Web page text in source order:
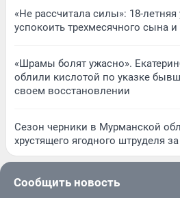
«Не рассчитала силы»: 18-
успокоить трехмесячного сына и
«Шрамы болят ужасно».
облили кислотой по указке
своем восстановлении
Сезон черники в Мурманской
хрустящего ягодного штруделя
Сообщить новость